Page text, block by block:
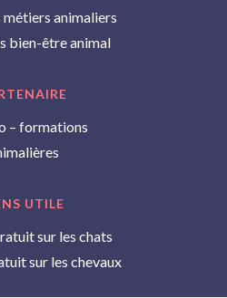
animaliers
bien-être animal
– formations
UTILE
sur les chats
sur les chevaux